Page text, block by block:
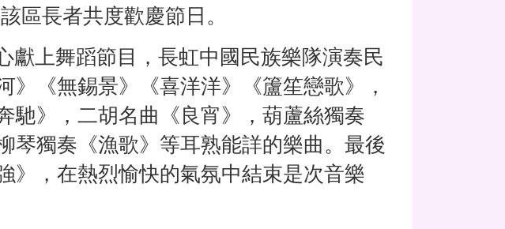
區長者共度歡慶節日。
獻上舞蹈節目，長虹中國民族樂隊演奏民
》《無錫景》《喜洋洋》《籚笙戀歌》，
馳》，二胡名曲《良宵》，葫蘆絲獨奏
琴獨奏《漁歌》等耳熟能詳的樂曲。最後
》，在熱烈愉快的氣氛中結束是次音樂